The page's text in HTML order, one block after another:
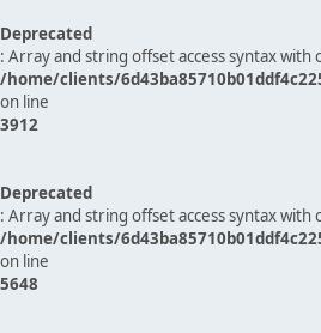
Deprecated
: Array and string offset access syntax with
/home/clients/
on line
3912
Deprecated
: Array and string offset access syntax with
/home/clients/
on line
5648